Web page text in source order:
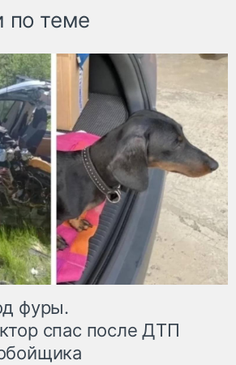
по теме
фуры.
спас после ДТП